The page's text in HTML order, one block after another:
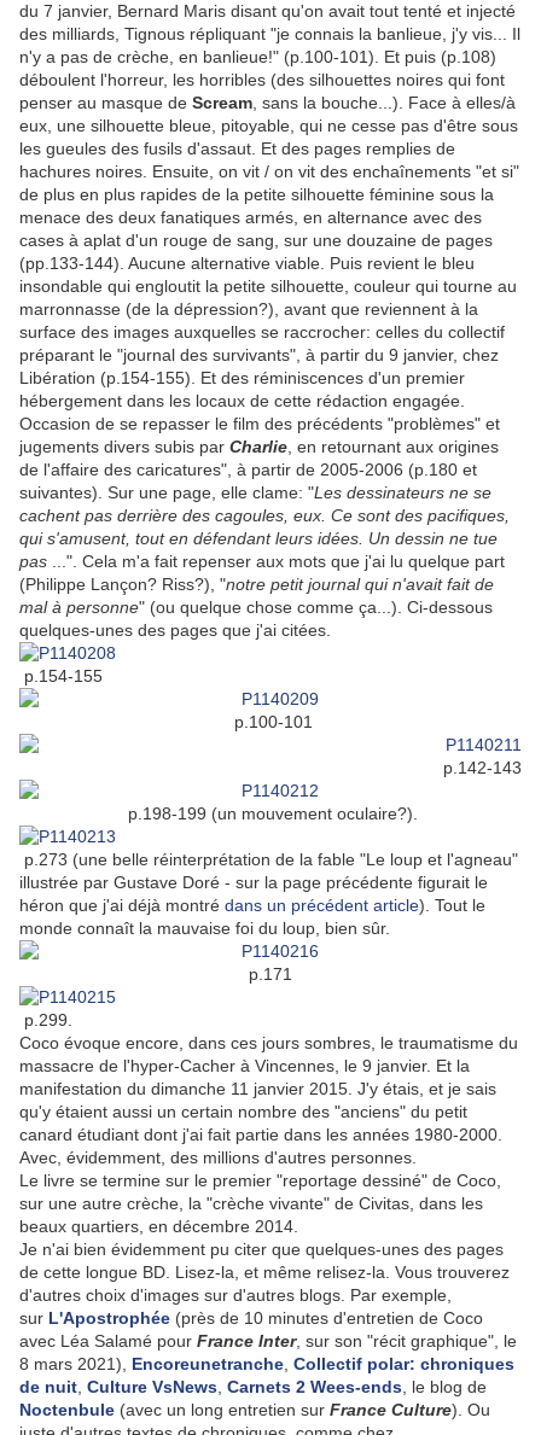
du 7 janvier, Bernard Maris disant qu'on avait tout tenté et injecté
des milliards, Tignous répliquant "je connais la banlieue, j'y vis... Il
n'y a pas de crèche, en banlieue!" (p.100-101). Et puis (p.108)
déboulent l'horreur, les horribles (des silhouettes noires qui font
penser au masque de Scream , sans la bouche...). Face à elles/à
eux, une silhouette bleue, pitoyable, qui ne cesse pas d'être sous
les gueules des fusils d'assaut. Et des pages remplies de
hachures noires. Ensuite, on vit / on vit des enchaînements "et si"
de plus en plus rapides de la petite silhouette féminine sous la
menace des deux fanatiques armés, en alternance avec des
cases à aplat d'un rouge de sang, sur une douzaine de pages
(pp.133-144). Aucune alternative viable. Puis revient le bleu
insondable qui engloutit la petite silhouette, couleur qui tourne au
marronnasse (de la dépression?), avant que reviennent à la
surface des images auxquelles se raccrocher: celles du collectif
préparant le "journal des survivants", à partir du 9 janvier, chez
Libération (p.154-155). Et des réminiscences d'un premier
hébergement dans les locaux de cette rédaction engagée.
Occasion de se repasser le film des précédents "problèmes" et
jugements divers subis par Charlie , en retournant aux origines
de l'affaire des caricatures", à partir de 2005-2006 (p.180 et
suivantes). Sur une page, elle clame: "Les dessinateurs ne se
cachent pas derrière des cagoules, eux. Ce sont des pacifiques,
qui s'amusent, tout en défendant leurs idées. Un dessin ne tue
pas ...". Cela m'a fait repenser aux mots que j'ai lu quelque part
(Philippe Lançon? Riss?), "notre petit journal qui n'avait fait de
mal à personne" (ou quelque chose comme ça...). Ci-dessous
quelques-unes des pages que j'ai citées.
p.154-155
p.100-101
p.142-143
p.198-199 (un mouvement oculaire?).
p.273 (une belle réinterprétation de la fable "Le loup et l'agneau"
illustrée par Gustave Doré - sur la page précédente figurait le
héron que j'ai déjà montré dans un précédent article). Tout le
monde connaît la mauvaise foi du loup, bien sûr.
p.171
p.299.
Coco évoque encore, dans ces jours sombres, le traumatisme du
massacre de l'hyper-Cacher à Vincennes, le 9 janvier. Et la
manifestation du dimanche 11 janvier 2015. J'y étais, et je sais
qu'y étaient aussi un certain nombre des "anciens" du petit
canard étudiant dont j'ai fait partie dans les années 1980-2000.
Avec, évidemment, des millions d'autres personnes.
Le livre se termine sur le premier "reportage dessiné" de Coco,
sur une autre crèche, la "crèche vivante" de Civitas, dans les
beaux quartiers, en décembre 2014.
Je n'ai bien évidemment pu citer que quelques-unes des pages
de cette longue BD. Lisez-la, et même relisez-la. Vous trouverez
d'autres choix d'images sur d'autres blogs. Par exemple,
sur L'Apostrophée (près de 10 minutes d'entretien de Coco
avec Léa Salamé pour France Inter, sur son "récit graphique", le
8 mars 2021), Encoreunetranche Collectif polar: chroniques
de nuit Culture VsNews Carnets 2 Wees-ends , le blog de
Noctenbule (avec un long entretien sur France Culture). Ou